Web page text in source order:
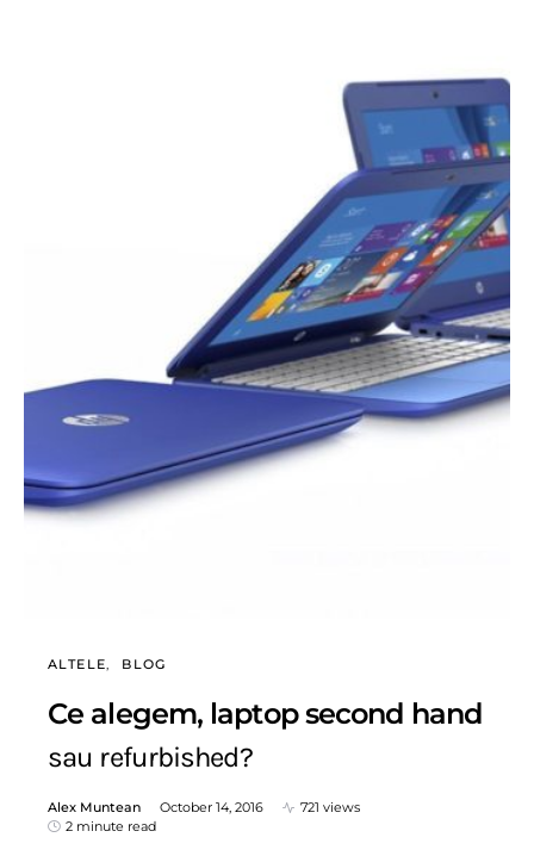
ALTELE BLOG
Ce alegem, laptop second hand
sau refurbished?
Alex Muntean October 14, 2016
721 views
2 minute read